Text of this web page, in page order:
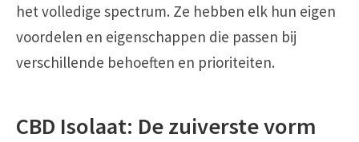
het volledige spectrum. Ze hebben elk hun eigen
voordelen en eigenschappen die passen bij
verschillende behoeften en prioriteiten.
CBD Isolaat: De zuiverste vorm